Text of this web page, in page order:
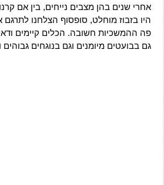
אחרי שנים בהן מצבים נייחים, בין אם
היו בזבוז מוחלט, סופסוף הצלחנו
פה ההמשכיות חשובה. הכלים קיימים
גם בבועטים מיומנים וגם בנוגחים גבוהים